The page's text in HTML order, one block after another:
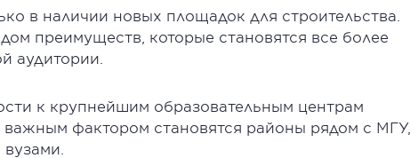
в наличии новых площадок для строительства.
преимуществ, которые становятся все более
аудитории.
к крупнейшим образовательным центрам
фактором становятся районы рядом с МГУ,